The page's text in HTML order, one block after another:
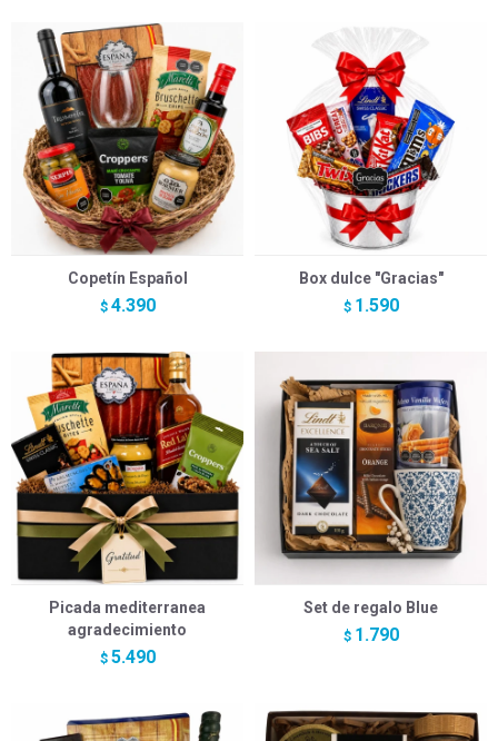
Copetín Español
$ 4.390
Box dulce "Gracias"
$ 1.590
Picada mediterranea
agradecimiento
$ 5.490
Set de regalo Blue
$ 1.790